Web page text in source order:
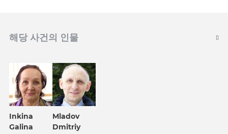
해당 사건의 인물
Inkina
Galina
Mladov
Dmitriy